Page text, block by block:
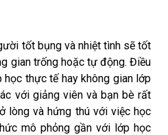
tốt bụng và nhiệt tình sẽ tốt
gian trống hoặc tự động. Điều
thực tế hay không gian lớp
với giảng viên và bạn bè rất
lòng và hứng thú với việc học
mô phỏng gần với lớp học